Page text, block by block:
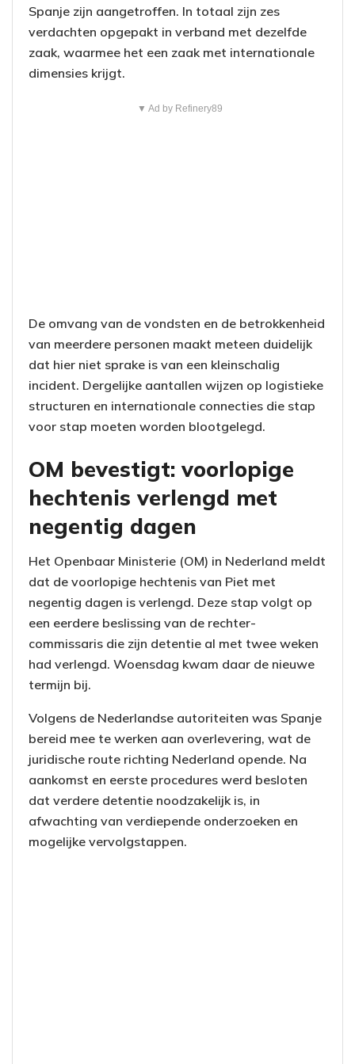
Spanje zijn aangetroffen. In totaal zijn zes
verdachten opgepakt in verband met dezelfde
zaak, waarmee het een zaak met internationale
dimensies krijgt.
▼ Ad by Refinery89
De omvang van de vondsten en de betrokkenheid
van meerdere personen maakt meteen duidelijk
dat hier niet sprake is van een kleinschalig
incident. Dergelijke aantallen wijzen op logistieke
structuren en internationale connecties die stap
voor stap moeten worden blootgelegd.
OM bevestigt: voorlopige
hechtenis verlengd met
negentig dagen
Het Openbaar Ministerie (OM) in Nederland meldt
dat de voorlopige hechtenis van Piet met
negentig dagen is verlengd. Deze stap volgt op
een eerdere beslissing van de rechter-
commissaris die zijn detentie al met twee weken
had verlengd. Woensdag kwam daar de nieuwe
termijn bij.
Volgens de Nederlandse autoriteiten was Spanje
bereid mee te werken aan overlevering, wat de
juridische route richting Nederland opende. Na
aankomst en eerste procedures werd besloten
dat verdere detentie noodzakelijk is, in
afwachting van verdiepende onderzoeken en
mogelijke vervolgstappen.